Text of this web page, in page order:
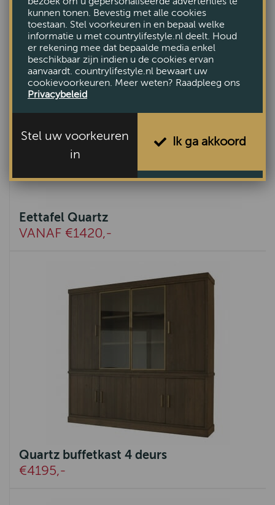
Eettafel Quartz
VANAF €1420,-
Quartz buffetkast 4 deurs
€4195,-
kunnen tonen. Bevestig met alle cookies
toestaan. Stel voorkeuren in en bepaal welke
informatie u met countrylifestyle.nl deelt. Houd
er rekening mee dat bepaalde media enkel
beschikbaar zijn indien u de cookies ervan
aanvaardt. countrylifestyle.nl bewaart uw
cookievoorkeuren. Meer weten? Raadpleeg ons
Privacybeleid
Stel uw voorkeuren
in
Ik ga akkoord